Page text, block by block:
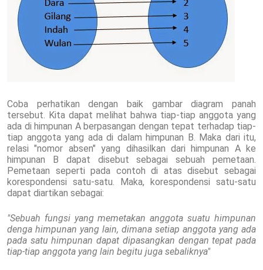
Coba perhatikan dengan baik gambar diagram panah
tersebut. Kita dapat melihat bahwa tiap-tiap anggota yang
ada di himpunan A berpasangan dengan tepat terhadap tiap-
tiap anggota yang ada di dalam himpunan B. Maka dari itu,
relasi "nomor absen" yang dihasilkan dari himpunan A ke
himpunan B dapat disebut sebagai sebuah pemetaan.
Pemetaan seperti pada contoh di atas disebut sebagai
korespondensi satu-satu. Maka, korespondensi satu-satu
dapat diartikan sebagai:
"Sebuah fungsi yang memetakan anggota suatu himpunan
denga himpunan yang lain, dimana setiap anggota yang ada
pada satu himpunan dapat dipasangkan dengan tepat pada
tiap-tiap anggota yang lain begitu juga sebaliknya"